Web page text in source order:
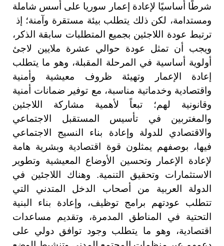
شرطًا أساسيًا لإعادة إعمار سوريا على أسس شاملة
ومستدامة، لكن ذلك يتطلب بيئة مستقرة وآمنة؛ إذ
ترتبط عودة اللاجئين بجميع المتطلبات سابقة الذكر،
ويجب أن تمثل عودة حوالي عشرة ملايين لاجئ
أولوية أساسية في المرحلة المقبلة، وهو ما يتطلب
إعادة الإعمار وتهيئة ظروف معيشية وأمنية
واقتصادية وخدماتية مناسبة، مع توفير ضمانات أمنية
وقانونية لهم؛ تبعاً لأهمية مشاركة اللاجئين
والمغتربين في تأسيس المستقبل الاجتماعي
والاقتصادي للدولة وإعادة بناء النسيج الاجتماعي
فيها، بوصفهم يمثلون قوة اقتصادية وبشرية هامة
لإعادة الإعمار وتحسين الأوضاع المعيشية وتطوير
الاستثمارات وتحقيق التنمية. وهناك اللاجئين في
الدولة العربية من أصحاب الدخل المتدني التي
تتطلب عودتهم برامج توظيف، وإعادة بناء البنية
التحتية في المناطق المدمرة، وتقديم مساعدات
اقتصادية، وهو ما يتطلب وجود توافق دولي على